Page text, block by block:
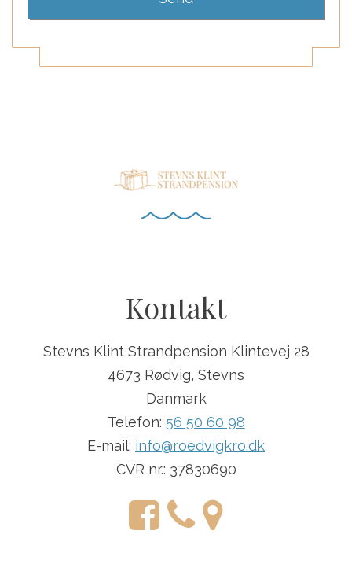
Kontakt
Stevns Klint Strandpension Klintevej 28
4673 Rødvig, Stevns
Danmark
Telefon: 56 50 60 98
E-mail: info@roedvigkro.dk
CVR nr.: 37830690